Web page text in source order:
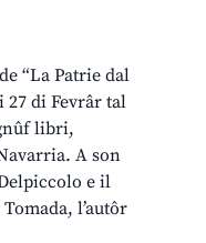
“La Patrie dal
27 di Fevrâr tal
libri,
A son
e il
l’autôr